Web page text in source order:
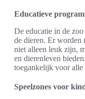
Educatieve
De educatie in de
de dieren. Er worden
niet alleen leuk zijn,
en dierenleven
toegankelijk voor alle
Speelzones voor